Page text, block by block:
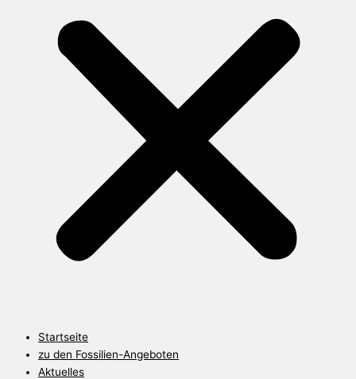
Startseite
zu den Fossilien-Angeboten
Aktuelles